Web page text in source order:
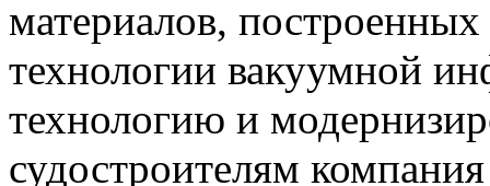
материалов,
технологии вакуумной
технологию и
судостроителям